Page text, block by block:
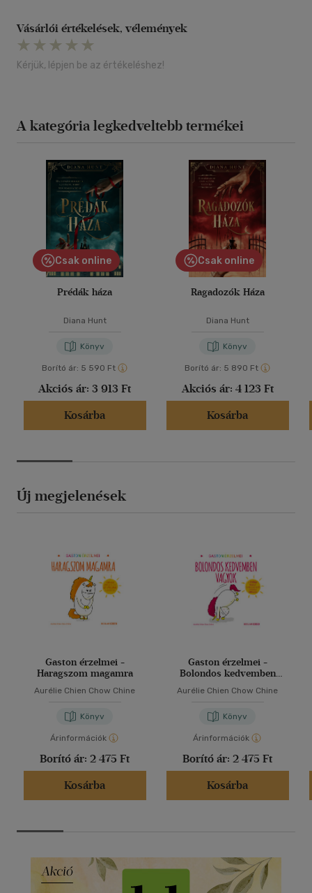
Vásárlói értékelések, vélemények
Kérjük, lépjen be az értékeléshez!
A kategória legkedveltebb termékei
Csak online
Prédák háza
Diana Hunt
Könyv
Borító ár: 5 590 Ft
Akciós ár: 3 913 Ft
Kosárba
Csak online
Ragadozók Háza
Diana Hunt
Könyv
Borító ár: 5 890 Ft
Akciós ár: 4 123 Ft
Kosárba
Új megjelenések
Gaston érzelmei -
Haragszom magamra
Aurélie Chien Chow Chine
Könyv
Árinformációk
Borító ár: 2 475 Ft
Kosárba
Gaston érzelmei -
Bolondos kedvemben
Aurélie Chien Chow Chine
Könyv
Árinformációk
Borító ár: 2 475 Ft
Kosárba